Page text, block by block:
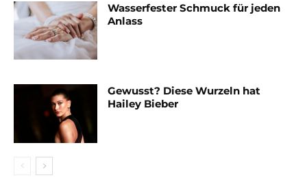
Wasserfester Schmuck für jeden
Anlass
Gewusst? Diese Wurzeln hat
Hailey Bieber